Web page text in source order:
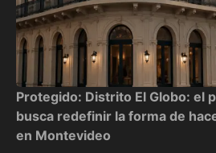
Protegido: Distrito El Globo: el
busca redefinir la forma de
en Montevideo